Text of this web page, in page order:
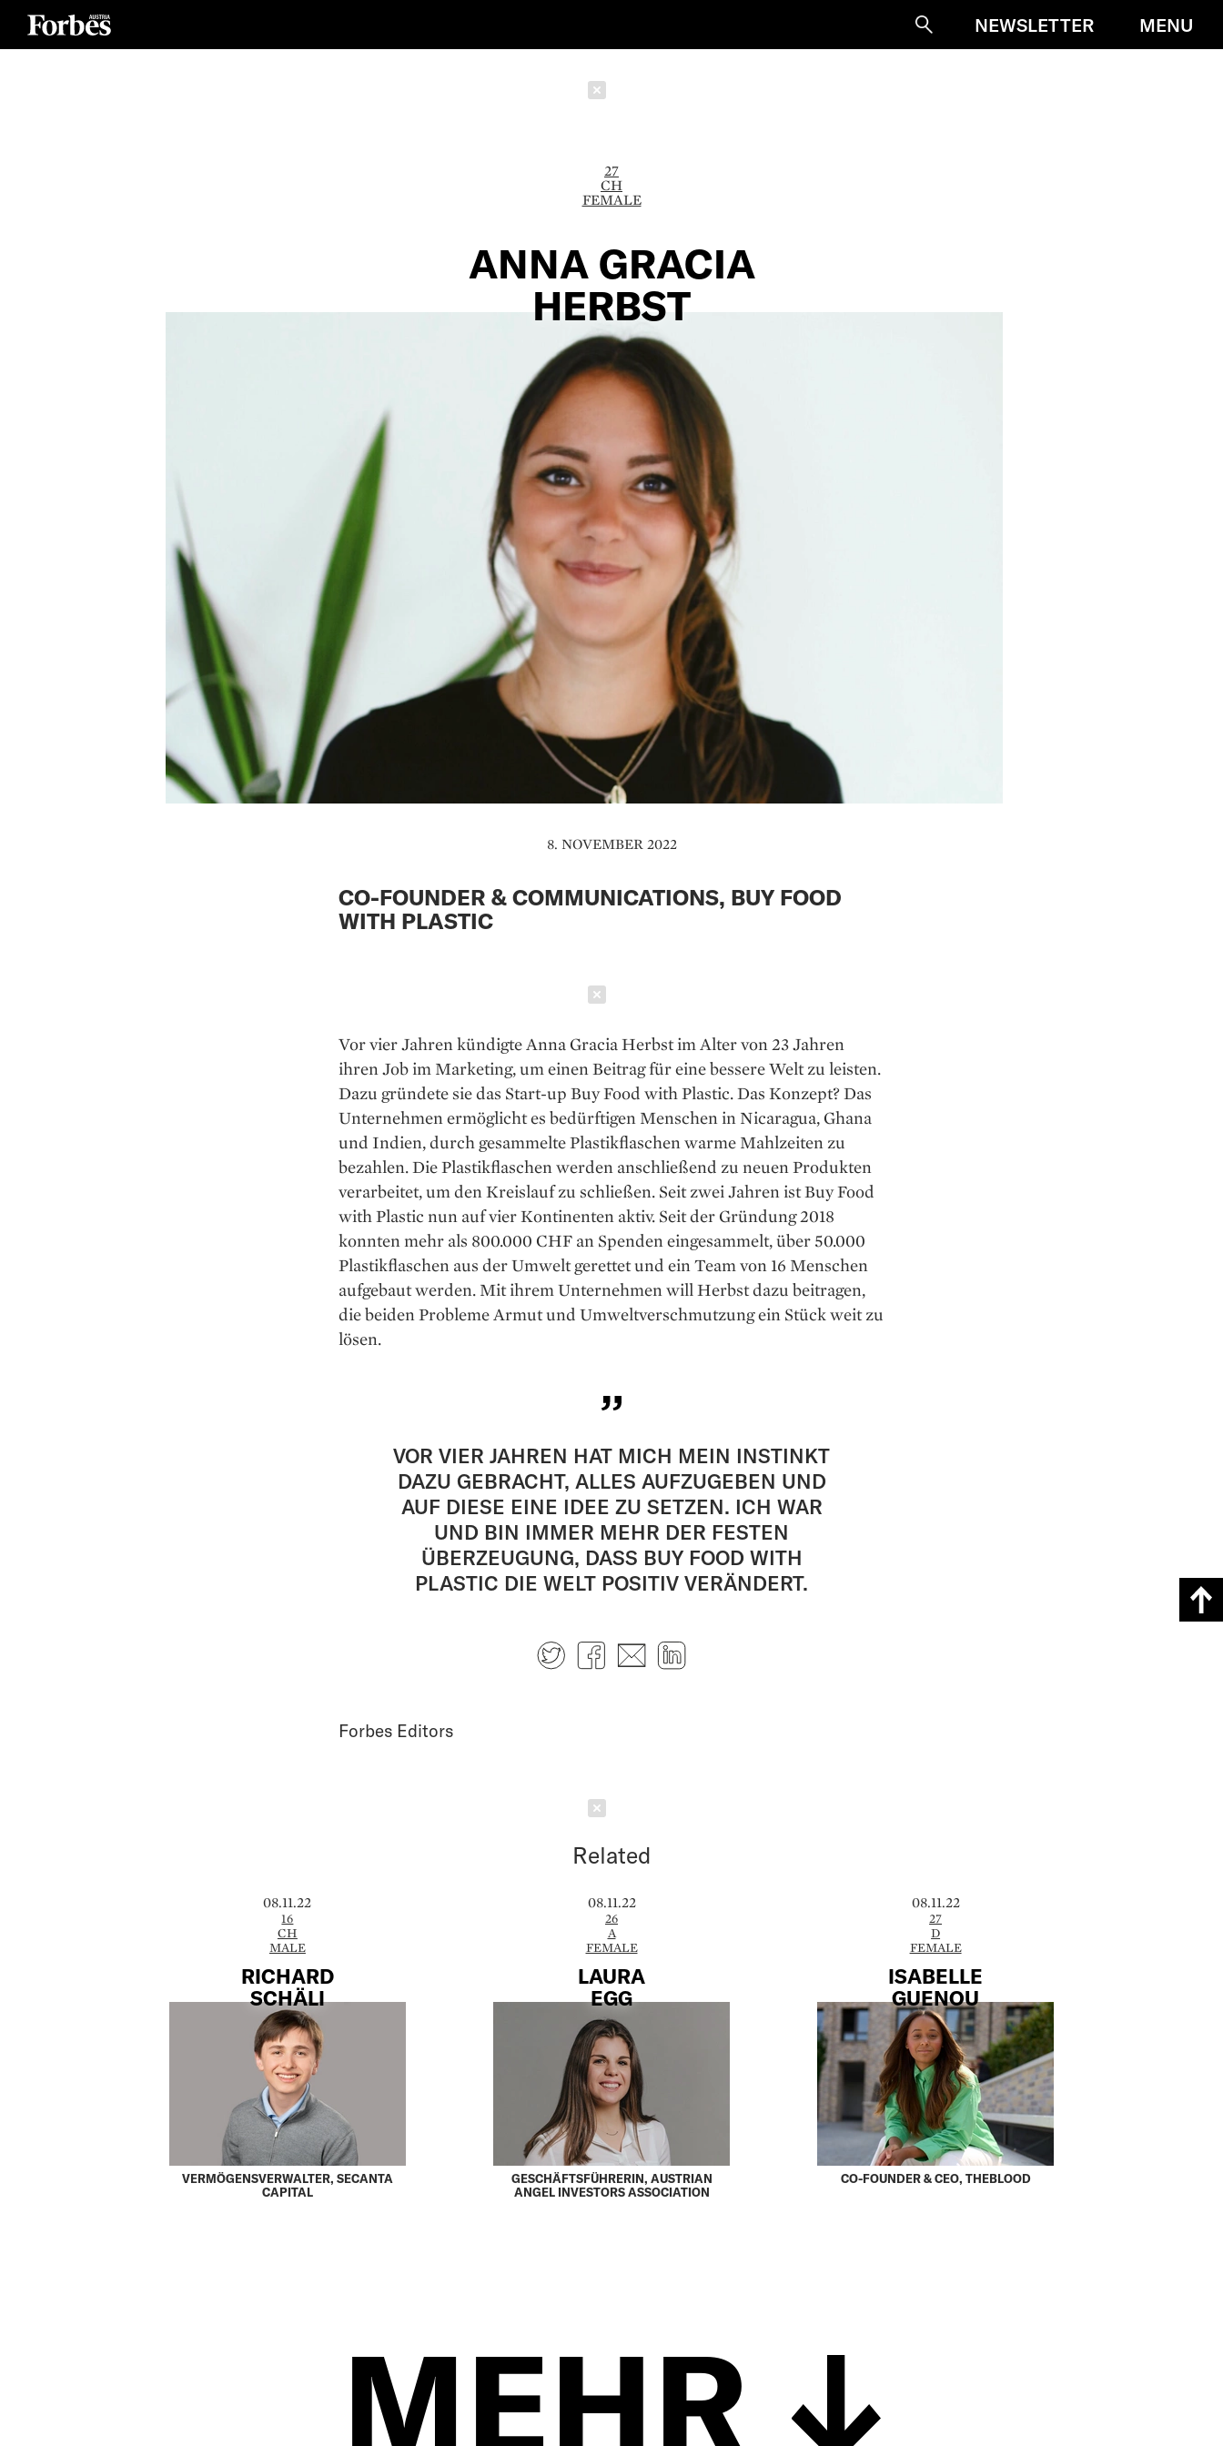
SucheNEWSLETTER MENU
27
CH
FEMALE
ANNA GRACIA
HERBST
8. NOVEMBER 2022
CO-FOUNDER & COMMUNICATIONS, BUY FOOD
WITH PLASTIC
Vor vier Jahren kündigte Anna Gracia Herbst im Alter von 23 Jahren
ihren Job im Marketing, um einen Beitrag für eine bessere Welt zu leisten.
Dazu gründete sie das Start-up Buy Food with Plastic. Das Konzept? Das
Unternehmen ermöglicht es bedürftigen Menschen in Nicaragua, Ghana
und Indien, durch gesammelte Plastikflaschen warme Mahlzeiten zu
bezahlen. Die Plastikflaschen werden anschließend zu neuen Produkten
verarbeitet, um den Kreislauf zu schließen. Seit zwei Jahren ist Buy Food
with Plastic nun auf vier Kontinenten aktiv. Seit der Gründung 2018
konnten mehr als 800.000 CHF an Spenden eingesammelt, über 50.000
Plastikflaschen aus der Umwelt gerettet und ein Team von 16 Menschen
aufgebaut werden. Mit ihrem Unternehmen will Herbst dazu beitragen,
die beiden Probleme Armut und Umweltverschmutzung ein Stück weit zu
lösen.
VOR VIER JAHREN HAT MICH MEIN INSTINKT
DAZU GEBRACHT, ALLES AUFZUGEBEN UND
AUF DIESE EINE IDEE ZU SETZEN. ICH WAR
UND BIN IMMER MEHR DER FESTEN
ÜBERZEUGUNG, DASS BUY FOOD WITH
PLASTIC DIE WELT POSITIV VERÄNDERT.
TwitterFacebook
E-mail
Forbes Editors
Related
08.11.22
16
CH
MALE
RICHARD
SCHÄLI
VERMÖGENSVERWALTER, SECANTA
CAPITAL
08.11.22
26
A
FEMALE
LAURA
EGG
GESCHÄFTSFÜHRERIN, AUSTRIAN
ANGEL INVESTORS ASSOCIATION
08.11.22
27
D
FEMALE
ISABELLE
GUENOU
CO-FOUNDER & CEO, THEBLOOD
MEHR